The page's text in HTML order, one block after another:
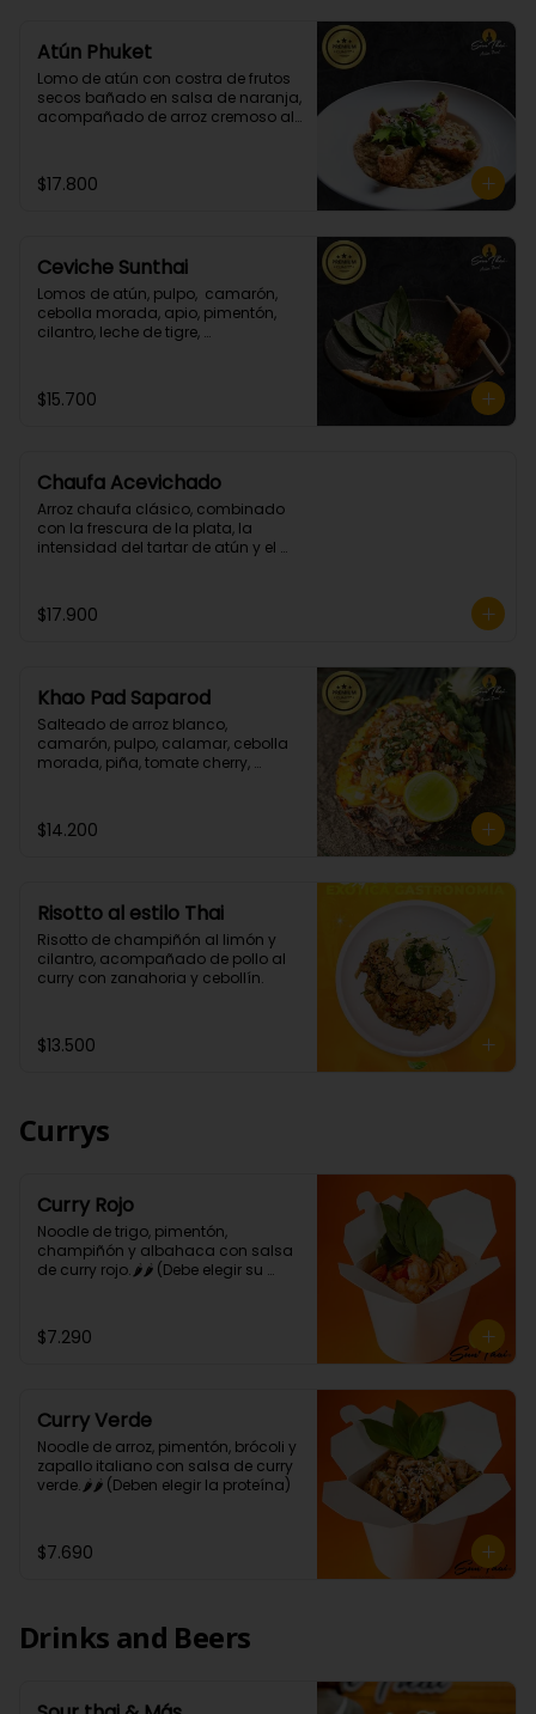
Atún Phuket
Lomo de atún con costra de frutos
secos bañado en salsa de naranja,
acompañado de arroz cremoso al
$17.800
Ceviche Sunthai
Lomos de atún, pulpo,  camarón,
cebolla morada, apio, pimentón,
cilantro, leche de tigre,
(Picante bajo)
$15.700
Chaufa Acevichado
Arroz chaufa clásico, combinado
con la frescura de la plata, la
intensidad del tartar de atún y el
$17.900
Khao Pad Saparod
Salteado de arroz blanco,
camarón, pulpo, calamar, cebolla
morada, piña, tomate cherry,
teriyaki. (Picante bajo)
Importante: Este platillo se envía en
$14.200
Risotto al estilo Thai
Risotto de champiñón al limón y
cilantro, acompañado de pollo al
curry con zanahoria y cebollín.
$13.500
Currys
Curry Rojo
Noodle de trigo, pimentón,
champiñón y albahaca con salsa
de curry rojo.🌶🌶 (Debe elegir su
$7.290
Curry Verde
Noodle de arroz, pimentón, brócoli y
zapallo italiano con salsa de curry
verde.🌶🌶 (Deben elegir la proteína)
$7.690
Drinks and Beers